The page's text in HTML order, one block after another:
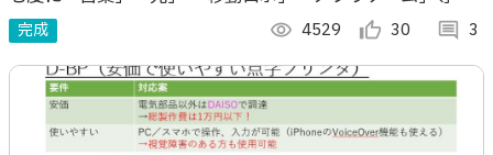
その子が大好きなコンテンツを連動、 歩行リハビリが楽し
くなり、モチベを高めます！
完成 visibility 4529 thumb_up_alt 30 comment 3